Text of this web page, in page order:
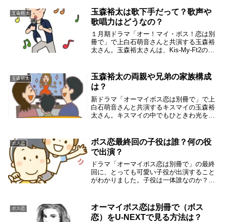
音さんが着用している衣装ブランドを調べ
てみました...
玉森裕太
玉森裕太は歌下手だって？歌声や
歌唱力はどうなの？
１月期ドラマ「オー！マイ・ボス！恋は別
冊で」で上白石萌音さんと共演する玉森裕
太さん。玉森裕太さんは、Kis-My-Ft2のメ
玉森裕太さんの歌声や歌唱力について調べ
ま...
玉森裕太
玉森裕太の両親や兄弟の家族構成
は？
新ドラマ「オーマイボス恋は別冊で」で上
白石萌音さんと共演するキスマイの玉森裕
太さん。キスマイの中でもひときわ光を放
とや兄弟のことについて調査してみます。
玉森裕太の家...
ボス恋
ボス恋最終回の子役は誰？何の役
で出演？
ドラマ「オーマイボス恋は別冊で」の最終
回に、とっても可愛い子役が出演すること
がわかりました。子役は一体誰なのか？そ
色々憶測が流れ飛んでいます。一体どんな
役で出演するんで...
ボス恋
オーマイボス恋は別冊で（ボス
恋）をU-NEXTで見る方法は？